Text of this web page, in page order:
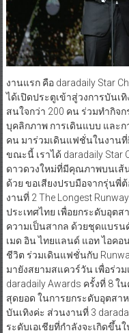
งานแรก คือ daradaily Star
ได้เปิดประตูเข้าสู่วงการบันเ
สนใจกว่า 200 คน ร่วมทำกิจ
บุคลิกภาพ การเดินแบบ และก
คน มาร่วมเดินแฟชั่นในงานที่
ขณะนี้ เราได้ daradaily Star
ดาวดวงใหม่ที่มีคุณภาพบนเส้
ด้วย ขอเสียงปรบมือจากรุ่นพี่
งานที่ 2 The Longest
ประเทศไทย เพื่อยกระดับอุต
ความเป็นสากล ด้วยชุดแบรน
เมด อิน ไทยแลนด์ แอท ไอค
ชีวิต ร่วมเดินแฟชั่นกับ
มายังสยามสแควร์วัน เพื่อร่ว
daradaily Awards ครั้งที่ 8
สุดยอด ในการยกระดับอุตสา
บันเทิงค่ะ ส่วนงานที่ 3
ระดับเอเชียที่กำลังจะเกิดขึ้